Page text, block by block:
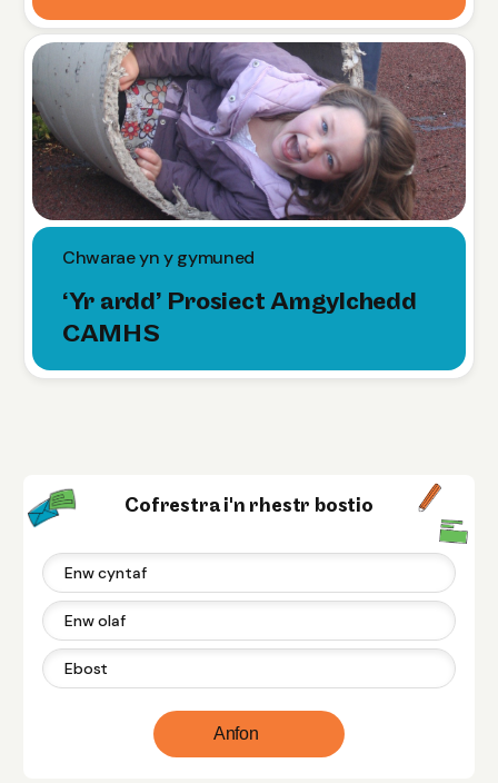
Chwarae yn y gymuned
‘Yr ardd’ Prosiect Amgylchedd
CAMHS
Cofrestra i'n rhestr bostio
Anfon